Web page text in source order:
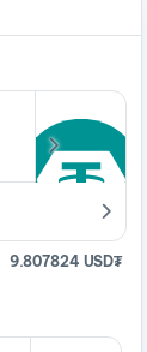
9.807824 USD₮